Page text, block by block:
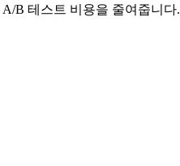
B 테스트 비용을 줄여줍니다.